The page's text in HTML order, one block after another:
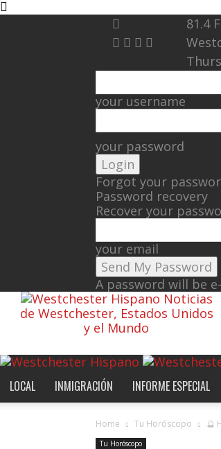
81.4 F
your username
your password
Forgot your
Password recovery
Recover your
your email
A password will be
Noticias
de Westchester, Estados Unidos
y el Mundo
LOCAL INMIGRACIÓN INFORME ESPECIAL
Home Tu Horóscopo 🔮
Tu Horóscopo